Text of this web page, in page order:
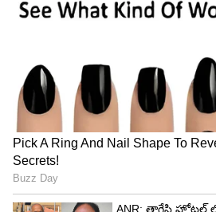
నటుడు మరియు ఉత్తమ నటితో
రీమేక్ అయిన సర్ఫిరా యావరేజ్
డబ్బింగ్ వెర్షన్ కు కూడా భారీ